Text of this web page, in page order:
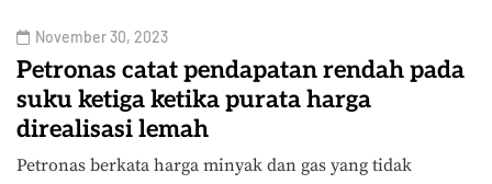
November 30, 2023
Petronas catat pendapatan rendah pada
suku ketiga ketika purata harga
direalisasi lemah
Petronas berkata harga minyak dan gas yang tidak